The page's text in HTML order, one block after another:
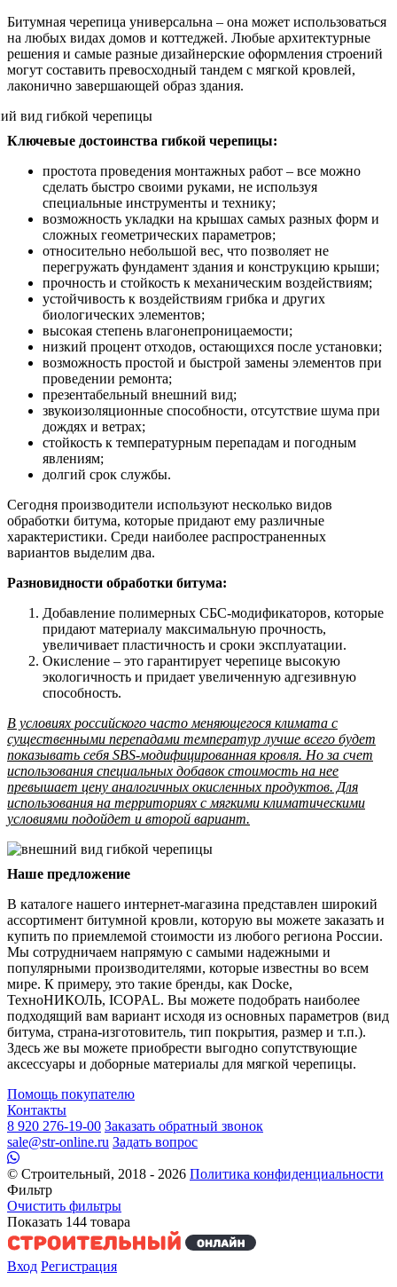
Битумная черепица универсальна – она может использоваться
на любых видах домов и коттеджей. Любые архитектурные
решения и самые разные дизайнерские оформления строений
могут составить превосходный тандем с мягкой кровлей,
лаконично завершающей образ здания.
Ключевые достоинства гибкой черепицы:
простота проведения монтажных работ – все можно
сделать быстро своими руками, не используя
специальные инструменты и технику;
возможность укладки на крышах самых разных форм и
сложных геометрических параметров;
относительно небольшой вес, что позволяет не
перегружать фундамент здания и конструкцию крыши;
прочность и стойкость к механическим воздействиям;
устойчивость к воздействиям грибка и других
биологических элементов;
высокая степень влагонепроницаемости;
низкий процент отходов, остающихся после установки;
возможность простой и быстрой замены элементов при
проведении ремонта;
презентабельный внешний вид;
звукоизоляционные способности, отсутствие шума при
дождях и ветрах;
стойкость к температурным перепадам и погодным
явлениям;
долгий срок службы.
Сегодня производители используют несколько видов
обработки битума, которые придают ему различные
характеристики. Среди наиболее распространенных
вариантов выделим два.
Разновидности обработки битума:
Добавление полимерных СБС-модификаторов, которые
придают материалу максимальную прочность,
увеличивает пластичность и сроки эксплуатации.
Окисление – это гарантирует черепице высокую
экологичность и придает увеличенную адгезивную
способность.
В условиях российского часто меняющегося климата с
существенными перепадами температур лучше всего будет
показывать себя SBS-модифицированная кровля. Но за счет
использования специальных добавок стоимость на нее
превышает цену аналогичных окисленных продуктов. Для
использования на территориях с мягкими климатическими
условиями подойдет и второй вариант.
Наше предложение
В каталоге нашего интернет-магазина представлен широкий
ассортимент битумной кровли, которую вы можете заказать и
купить по приемлемой стоимости из любого региона России.
Мы сотрудничаем напрямую с самыми надежными и
популярными производителями, которые известны во всем
мире. К примеру, это такие бренды, как Docke,
ТехноНИКОЛЬ, ICOPAL. Вы можете подобрать наиболее
подходящий вам вариант исходя из основных параметров (вид
битума, страна-изготовитель, тип покрытия, размер и т.п.).
Здесь же вы можете приобрести выгодно сопутствующие
аксессуары и доборные материалы для мягкой черепицы.
Помощь покупателю
Контакты
8 920 276-19-00 Заказать обратный звонок
sale@str-online.ru Задать вопрос
© Строительный, 2018 - 2026 Политика конфиденциальности
Фильтр
Очистить фильтры
Показать 144 товара
Вход Регистрация